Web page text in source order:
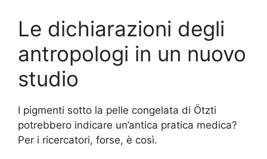
Le dichiarazioni degli
antropologi in un nuovo
studio
I pigmenti sotto la pelle congelata di Ötzti
potrebbero indicare un’antica pratica medica?
Per i ricercatori, forse, è così.